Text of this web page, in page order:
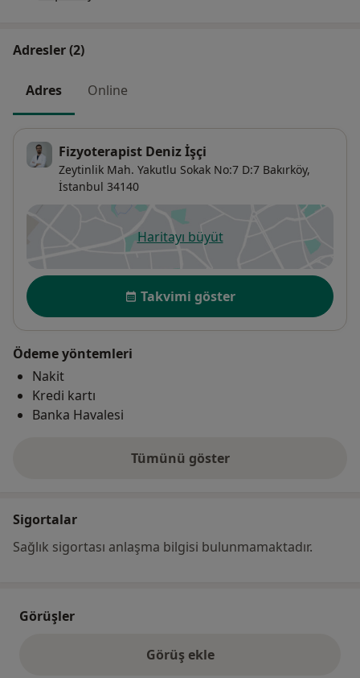
Adresler (2)
Adres Online
Fizyoterapist Deniz İşçi
Zeytinlik Mah. Yakutlu Sokak No:7 D:7 Bakırköy,
İstanbul 34140
Haritayı büyütyeni bir sekmede açılır
Uygunluk
Takvimi göster
Ödeme yöntemleri
Nakit
Kredi kartı
Banka Havalesi
Tümünü göster
adres hakkında
Sigortalar
Sağlık sigortası anlaşma bilgisi bulunmamaktadır.
Görüşler
Görüş ekle